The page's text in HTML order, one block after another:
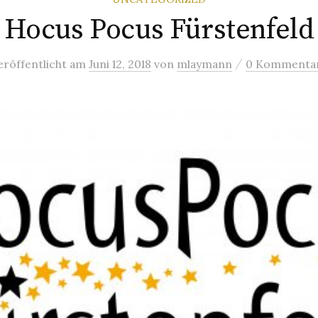
Hocus Pocus Fürstenfeld
am Juni 12, 2018 von mlaymann / 0